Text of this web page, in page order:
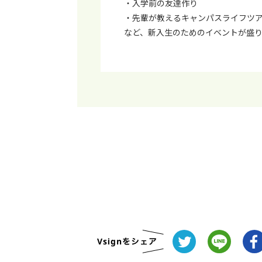
・⼊学前の友達作り
・先輩が教えるキャンパスライフツ
など、新⼊⽣のためのイベントが盛